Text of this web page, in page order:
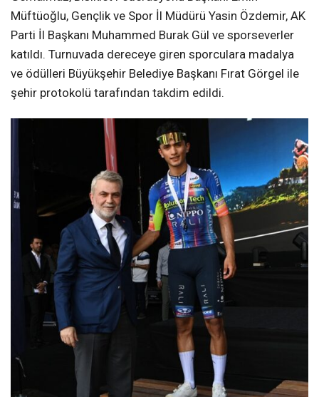
Müftüoğlu, Gençlik ve Spor İl Müdürü Yasin Özdemir, AK
Parti İl Başkanı Muhammed Burak Gül ve sporseverler
katıldı. Turnuvada dereceye giren sporculara madalya
ve ödülleri Büyükşehir Belediye Başkanı Fırat Görgel ile
şehir protokolü tarafından takdim edildi.